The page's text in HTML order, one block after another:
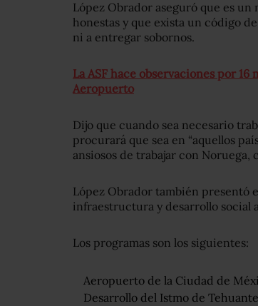
López Obrador aseguró que es un
honestas y que exista un código
ni a entregar sobornos.
La ASF hace observaciones por
Aeropuerto
Dijo que cuando sea necesario
procurará que sea en “aquellos
ansiosos de trabajar con Noruega,
López Obrador también presentó
infraestructura y desarrollo social
Los programas son los siguientes:
Aeropuerto de la Ciudad de
Desarrollo del Istmo de